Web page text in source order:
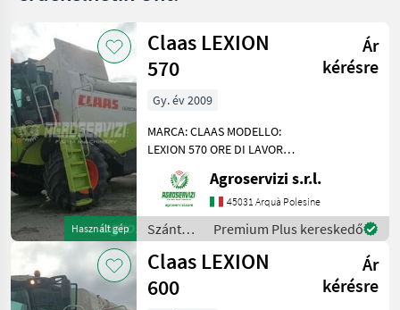
Használt gép
Claas LEXION
570
Ár
kérésre
Gy. év 2009
MARCA: CLAAS MODELLO:
LEXION 570 ORE DI LAVORO
DI TREBBIATURA: IBRIDO A
DUE ROTORI POTENZA: 394
CV ORE DI LAVORO: 6925
PNEUMATICI POSTERIORI:
Agroservizi s.r.l.
45031 Arquà Polesine
Szántóföldi
betakarítógépek
/ Claas
Premium Plus kereskedő
Claas LEXION
600
Ár
kérésre